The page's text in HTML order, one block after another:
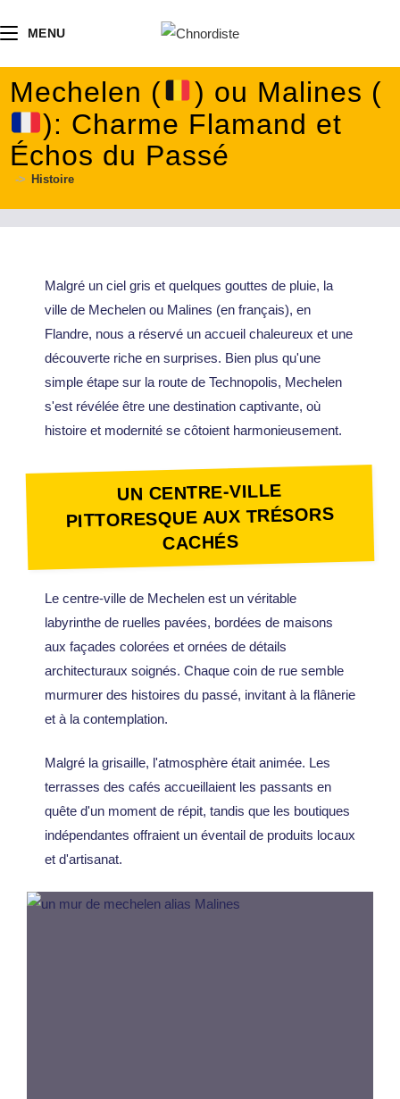
principal
MENU
Mechelen (
) ou Malines (
): Charme Flamand et
Échos du Passé
-> Histoire
Malgré un ciel gris et quelques gouttes de pluie, la
ville de Mechelen ou Malines (en français), en
Flandre, nous a réservé un accueil chaleureux et une
découverte riche en surprises. Bien plus qu'une
simple étape sur la route de Technopolis, Mechelen
s'est révélée être une destination captivante, où
histoire et modernité se côtoient harmonieusement.
UN CENTRE-VILLE
PITTORESQUE AUX TRÉSORS
CACHÉS
Le centre-ville de Mechelen est un véritable
labyrinthe de ruelles pavées, bordées de maisons
aux façades colorées et ornées de détails
architecturaux soignés. Chaque coin de rue semble
murmurer des histoires du passé, invitant à la flânerie
et à la contemplation.
Malgré la grisaille, l'atmosphère était animée. Les
terrasses des cafés accueillaient les passants en
quête d'un moment de répit, tandis que les boutiques
indépendantes offraient un éventail de produits locaux
et d'artisanat.